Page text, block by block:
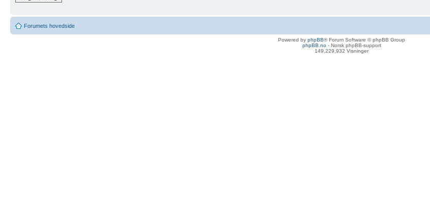
Forumets hovedside
Powered by phpBB® Forum Software © phpBB Group
phpBB.no- Norsk phpBB-support
149,229,932 Visninger